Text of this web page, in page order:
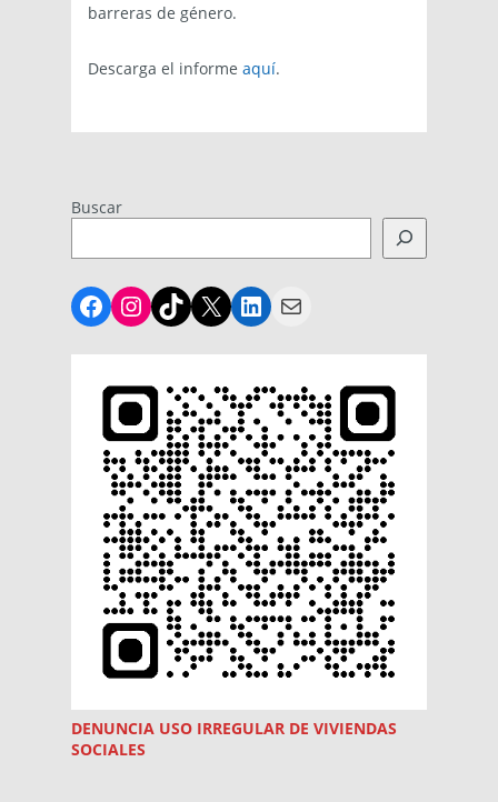
barreras de género.
Descarga el informe aquí.
Buscar
Facebook
Instagram
TikTok
X LinkedIn
Mail
DENUNCIA USO IRREGULAR DE VIVIENDAS
SOCIALES